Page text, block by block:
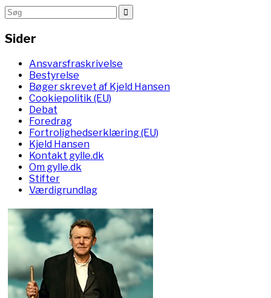
Sider
Ansvarsfraskrivelse
Bestyrelse
Bøger skrevet af Kjeld Hansen
Cookiepolitik (EU)
Debat
Foredrag
Fortrolighedserklæring (EU)
Kjeld Hansen
Kontakt gylle.dk
Om gylle.dk
Stifter
Værdigrundlag